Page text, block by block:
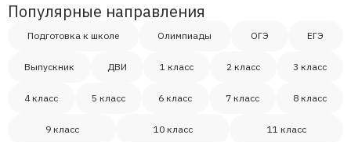
Популярные направления
Подготовка к школе Олимпиады ОГЭ ЕГЭ
Выпускник ДВИ 1 класс 2 класс 3 класс
4 класс 5 класс 6 класс 7 класс 8 класс
9 класс 10 класс 11 класс